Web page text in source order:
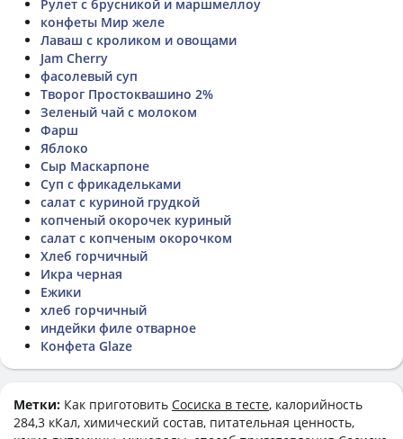
Рулет с брусникой и маршмеллоу
конфеты Мир желе
Лаваш с кроликом и овощами
Jam Cherry
фасолевый суп
Творог Простоквашино 2%
Зеленый чай с молоком
Фарш
Яблоко
Сыр Маскарпоне
Суп с фрикадельками
салат с куриной грудкой
копченый окорочек куриный
салат с копченым окорочком
Хлеб горчичный
Икра черная
Ежики
хлеб горчичный
индейки филе отварное
Конфета Glaze
Метки: Как приготовить Сосиска в тесте, калорийность
284,3 кКал, химический состав, питательная ценность,